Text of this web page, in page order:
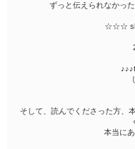
ずっと伝えられなかっ
☆☆☆
そして、読んでくださった方、
本当に